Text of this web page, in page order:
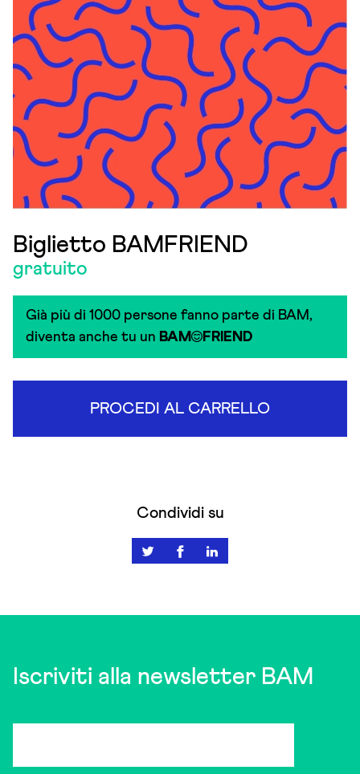
Biglietto BAMFRIEND
gratuito
Già più di 1000 persone fanno parte di BAM,
diventa anche tu un BAM FRIEND
PROCEDI AL CARRELLO
Condividi su
Iscriviti alla newsletter BAM